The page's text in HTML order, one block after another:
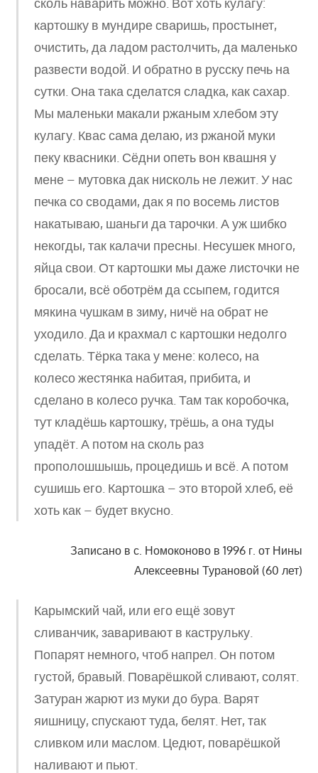
картошку в мундире сваришь, простынет,
очистить, да ладом растолчить, да маленько
развести водой. И обратно в русску печь на
сутки. Она така сделатся сладка, как сахар.
Мы маленьки макали ржаным хлебом эту
кулагу. Квас сама делаю, из ржаной муки
пеку квасники. Сёдни опеть вон квашня у
мене – мутовка дак нисколь не лежит. У нас
печка со сводами, дак я по восемь листов
накатываю, шаньги да тарочки. А уж шибко
некогды, так калачи пресны. Несушек много,
яйца свои. От картошки мы даже листочки не
бросали, всё оботрём да ссыпем, годится
мякина чушкам в зиму, ничё на обрат не
уходило. Да и крахмал с картошки недолго
сделать. Тёрка така у мене: колесо, на
колесо жестянка набитая, прибита, и
сделано в колесо ручка. Там так коробочка,
тут кладёшь картошку, трёшь, а она туды
упадёт. А потом на сколь раз
прополошшышь, процедишь и всё. А потом
сушишь его. Картошка – это второй хлеб, её
хоть как – будет вкусно.
Записано в с. Номоконово в 1996 г. от Нины
Алексеевны Турановой (60 лет)
Карымский чай, или его ещё зовут
сливанчик, заваривают в каструльку.
Попарят немного, чтоб напрел. Он потом
густой, бравый. Поварёшкой сливают, солят.
Затуран жарют из муки до бура. Варят
яишницу, спускают туда, белят. Нет, так
сливком или маслом. Цедют, поварёшкой
наливают и пьют.